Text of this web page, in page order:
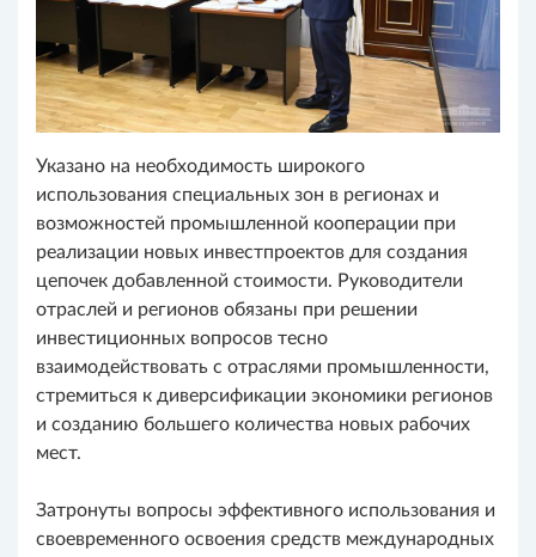
Указано на необходимость широкого
использования специальных зон в регионах и
возможностей промышленной кооперации при
реализации новых инвестпроектов для создания
цепочек добавленной стоимости. Руководители
отраслей и регионов обязаны при решении
инвестиционных вопросов тесно
взаимодействовать с отраслями промышленности,
стремиться к диверсификации экономики регионов
и созданию большего количества новых рабочих
мест.
Затронуты вопросы эффективного использования и
своевременного освоения средств международных